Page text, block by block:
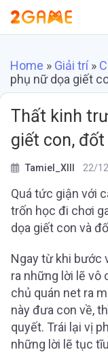
Home » Giải trí»
phụ nữ dọa giết
Thất kinh
giết con,
Tamiel_XIII 22/
Quá tức giận với
trốn học đi chơi
dọa giết con và
Ngay từ khi bước
ra những lời lẽ vô
chủ quán net ra
này đưa con về,
quyết. Trái lại vị
những lời lẽ tục